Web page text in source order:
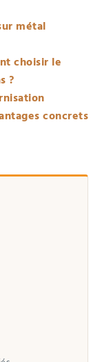
métal
choisir le
?
concrets